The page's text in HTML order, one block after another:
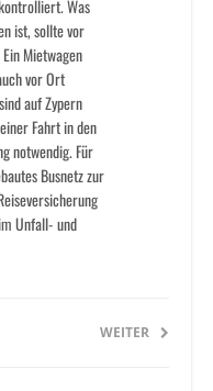
Was
ist, sollte vor
Mietwagen
vor Ort
auf Zypern
Fahrt in den
notwendig. Für
Busnetz zur
Unfall- und
WEITER